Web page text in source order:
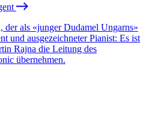
der als «junger Dudamel Ungarns»
und ausgezeichneter Pianist: Es ist
Rajna die Leitung des
übernehmen.